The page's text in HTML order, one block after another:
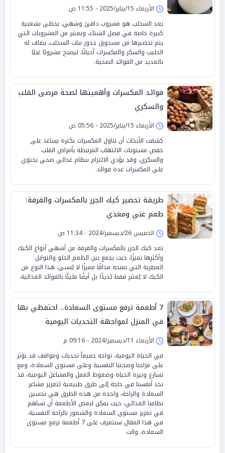
الأربعاء 15/يناير/2025 - 11:55 ص
يعد السحلب هو مشروب دافئ وشهي، يحظى بشعبية
كبيرة خاصة في فصل الشتاء، ويعتبر من المشروبات التي
يتم تحضيرها من مسحوق جذور نبات السحلب، يضاف له
الحليب والسكر والمكسرات أحيانًا، ليصبح مشروبًا غنيًا
بالعديد من الفوائد الصحية.
فوائد المكسرات وأهميتها لصحة مرضى القلب
والسكري
الأربعاء 15/يناير/2025 - 05:56 ص
كشفت الأبحاث أن تناول المكسرات بكثرة يساعد على
خفض مستويات الالتهاب المرتبطة بأمراض القلب
والسكري، وقد يؤدي الالتزام بنظام غذائي صحي يحتوي
على المكسرات عدة فوائد.
طريقة تحضير كيك الجزر بالمكسرات والقرفة:
طعم غني ومغذي
الخميس 26/ديسمبر/2024 - 11:34 ص
تعد كيك الجزر بالمكسرات والقرفة من أشهى أنواع الكيك
وأكثرها تميزًا، حيث يجمع بين الطعم الحلو والتوابل
العطرية التي تمنحه مذاقًا مميزًا لا يُنسى، هذا النوع من
الكيك لا يُعتبر فقط لذيذًا بل أيضًا مليئًا بالفوائد الغذائية،
7 أطعمة ترفع مستوى السعادة.. احتفظي بها
في المنزل لمواجهة التحديات اليومية
الأربعاء 11/ديسمبر/2024 - 09:16 م
في الحياة اليومية، نواجه جميعاً تحديات ومواقف قد تؤثر
على مزاجنا وصحتنا النفسية وعلى مستوى السعادة، ومع
تسارع وتيرة الحياة وضغوط العمل والمشاغل اليومية، قد
نجد أنفسنا في حاجة إلى طرق طبيعية لتعزيز مشاعر
السعادة والراحة، واحدة من هذه الطرق هي تحسين
نظامنا الغذائي، حيث يمكن لبعض الأطعمة أن تساهم
في تعزيز مستوى السعادة والشعور بالراحة النفسية،
في هذا المقال سنتعرف على 7 أطعمة ترفع مستوى
السعادة، والت